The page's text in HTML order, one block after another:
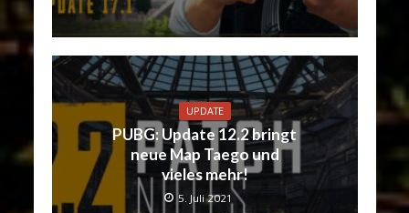
UPDATE
PUBG: Update 12.2 bringt
neue Map Taego und
vieles mehr!
5. Juli 2021